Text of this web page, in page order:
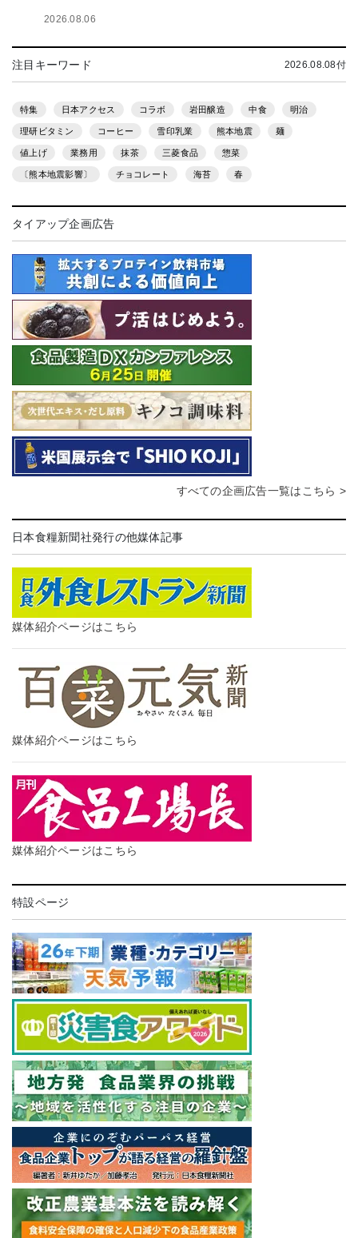
2026.08.06
注目キーワード 2026.08.08付
特集 日本アクセス コラボ 岩田醸造 中食 明治
理研ビタミン コーヒー 雪印乳業 熊本地震 麺
値上げ 業務用 抹茶 三菱食品 惣菜
〔熊本地震影響〕 チョコレート 海苔 春
タイアップ企画広告
すべての企画広告一覧はこちら >
日本食糧新聞社発行の他媒体記事
媒体紹介ページはこちら
媒体紹介ページはこちら
媒体紹介ページはこちら
特設ページ